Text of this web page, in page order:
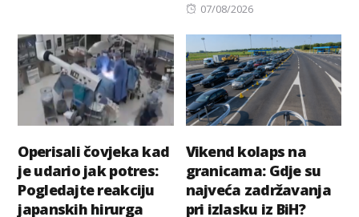
Posted
07/08/2026
Operisali čovjeka kad
je udario jak potres:
Pogledajte reakciju
japanskih hirurga
Vikend kolaps na
granicama: Gdje su
najveća zadržavanja
pri izlasku iz BiH?